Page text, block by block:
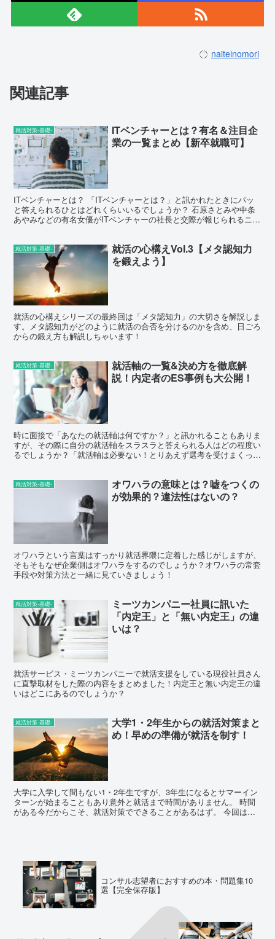
naiteinomori
関連記事
就活対策-基礎-
ITベンチャーとは？有名＆注目企
業の一覧まとめ【新卒就職可】
ITベンチャーとは？ 「ITベンチャーとは？」と訊かれたときにパッ
と答えられるひとはどれくらいいるでしょうか？ 石原さとみや中条
あやみなどの有名女優がITベンチャーの社長と交際が報じられるニュ
就活対策-基礎-
就活の心構えVol.3【メタ認知力
を鍛えよう】
就活の心構えシリーズの最終回は「メタ認知力」の大切さを解説しま
す。メタ認知力がどのように就活の合否を分けるのかを含め、日ごろ
からの鍛え方も解説しちゃいます！
就活対策-基礎-
就活軸の一覧&決め方を徹底解
説！内定者のES事例も大公開！
時に面接で「あなたの就活軸は何ですか？」と訊かれることもありま
すが、その際に自分の就活軸をスラスラと答えられる人はどの程度い
るでしょうか？「就活軸は必要ない！とりあえず選考を受けまくって
の拠り所となるのが就活軸なのです。
就活対策-基礎-
オワハラの意味とは？嘘をつくの
が効果的？違法性はないの？
オワハラという言葉はすっかり就活界隈に定着した感じがしますが、
そもそもなぜ企業側はオワハラをするのでしょうか？オワハラの常套
手段や対策方法と一緒に見ていきましょう！
就活対策-基礎-
ミーツカンパニー社員に訊いた
「内定王」と「無い内定王」の違
いは？
就活サービス・ミーツカンパニーで就活支援をしている現役社員さん
に直撃取材をした際の内容をまとめました！内定王と無い内定王の違
いはどこにあるのでしょうか？
就活対策-基礎-
大学1・2年生からの就活対策まと
め！早めの準備が就活を制す！
大学に入学して間もない1・2年生ですが、3年生になるとサマーイン
ターンが始まることもあり意外と就活まで時間がありません。 時間
がある今だからこそ、就活対策でできることがあるはず。 今回は大
コンサル志望者におすすめの本・問題集10
選【完全保存版】